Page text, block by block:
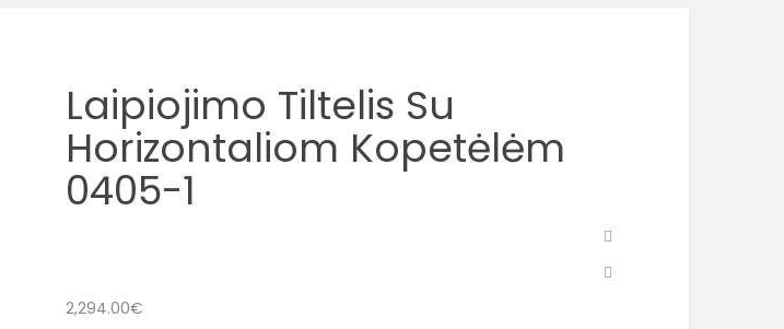
Laipiojimo Tiltelis Su
Horizontaliom Kopetėlėm
0405-1
2,294.00€